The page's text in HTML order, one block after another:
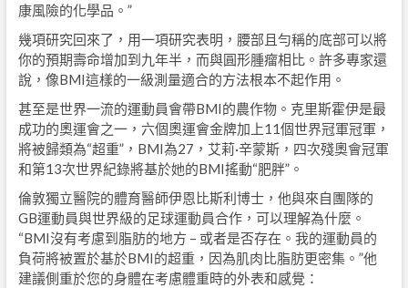
康風險的化學品。”
幾項研究回來了，用一項研究表明，腰部且勻稱的底部可以將
你的預期壽命增加到九年半，而與圓形腫瘤相比。許多專家還
說，像BMI這樣的一級測量適合的方法根本不起作用。
甚至是世界一流的運動員會帶BMI的農作物。克里斯霍伊是最
成功的奧運會之一，六個奧運會金牌加上11個世界冠軍冠軍，
將被歸類為“超重”，BMI為27，艾莉·辛蒙斯，四次殘奧會冠軍
和第13次世界紀錄將基於她的BMI搖動“肥胖”。
倫敦獨立醫院的體育醫師伊恩比斯利博士，他與來自團隊的
GB運動員與世界級的足球運動員合作，可以理解為什麼。
“BMI沒有考慮到脂肪的地方 – 或者是否存在。我的運動員的
負荷將被置於基於BMI的超重，因為肌肉比脂肪更密集。”他
建議側重於您的身體在考慮體重時的外表和感覺：